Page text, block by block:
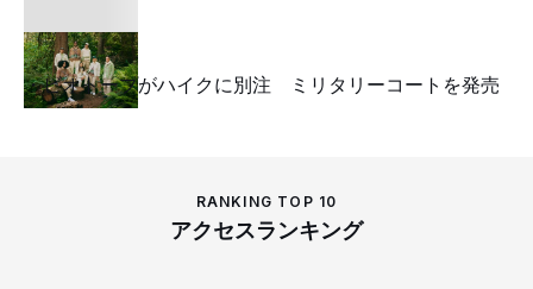
ビオトープがハイクに別注 ミリタリーコートを発売
RANKING TOP 10
アクセスランキング